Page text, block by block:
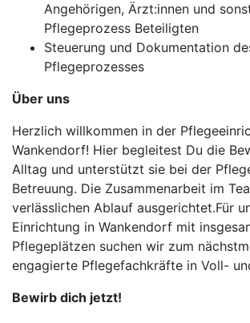
Angehörigen, Ärzt:innen und
Pflegeprozess Beteiligten
Steuerung und Dokumentation
Pflegeprozesses
Über uns
Herzlich willkommen in der
Wankendorf! Hier begleitest Du die
Alltag und unterstützt sie bei der
Betreuung. Die Zusammenarbeit im
verlässlichen Ablauf ausgerichtet.Für
Einrichtung in Wankendorf mit
Pflegeplätzen suchen wir zum
engagierte Pflegefachkräfte in Voll-
Bewirb dich jetzt!